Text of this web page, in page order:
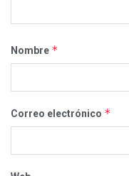
Nombre *
Correo electrónico *